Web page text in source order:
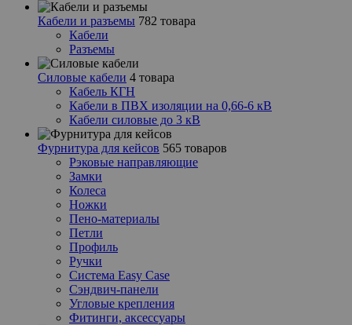
Кабели и разъемы 782 товара
Кабели
Разъемы
Силовые кабели 4 товара
Кабель КГН
Кабели в ПВХ изоляции на 0,66-6 кВ
Кабели силовые до 3 кВ
Фурнитура для кейсов 565 товаров
Рэковые направляющие
Замки
Колеса
Ножки
Пено-материалы
Петли
Профиль
Ручки
Система Easy Case
Сэндвич-панели
Угловые крепления
Фитинги, аксессуары